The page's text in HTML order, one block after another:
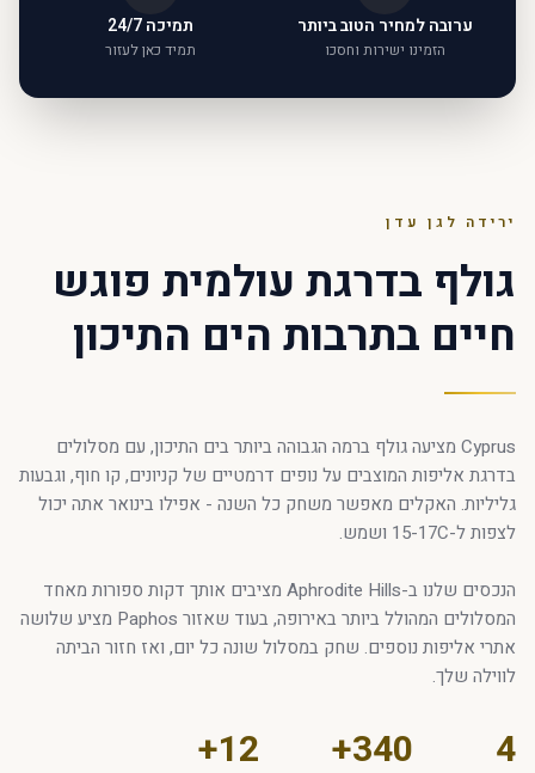
ערובה למחיר הטוב ביותר
הזמינו ישירות וחסכו
תמיכה 24/7
תמיד כאן לעזור
ירידה לגן עדן
גולף בדרגת עולמית פוגש
חיים בתרבות הים התיכון
Cyprus מציעה גולף ברמה הגבוהה ביותר בים התיכון, עם מסלולים
בדרגת אליפות המוצבים על נופים דרמטיים של קניונים, קו חוף, וגבעות
גליליות. האקלים מאפשר משחק כל השנה - אפילו בינואר אתה יכול
לצפות ל-15-17C ושמש.
הנכסים שלנו ב-Aphrodite Hills מציבים אותך דקות ספורות מאחד
המסלולים המהולל ביותר באירופה, בעוד שאזור Paphos מציע שלושה
אתרי אליפות נוספים. שחק במסלול שונה כל יום, ואז חזור הביתה
לווילה שלך.
4
340+
12+